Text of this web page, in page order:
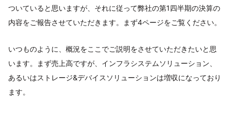
ついていると思いますが、それに従って弊社の第1四半期の決算の
内容をご報告させていただきます。まず4ページをご覧ください。
いつものように、概況をここでご説明をさせていただきたいと思
います。まず売上高ですが、インフラシステムソリューション、
あるいはストレージ&デバイスソリューションは増収になっており
ます。